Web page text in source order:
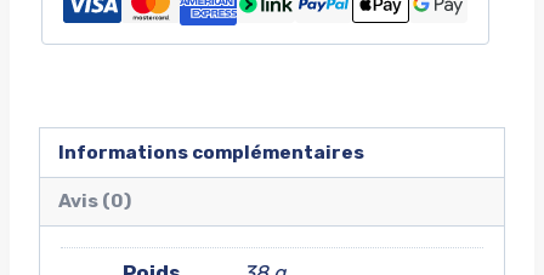
Informations complémentaires
Avis (0)